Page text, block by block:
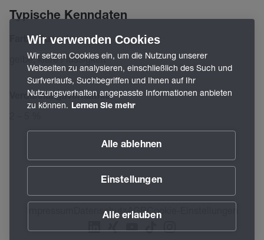
Typische Kenndaten
Farbe/Aussehen
gelbe, klare Flüssigkeit
Verdünnungsverhältnis
DatenschutzAGBCookie-Einstellungen
Wir verwenden Cookies
Wir setzen Cookies ein, um die Nutzung unserer
Webseiten zu analysieren, einschließlich des Such und
Surfverlaufs, Suchbegriffen und Ihnen auf Ihr
Nutzungsverhalten angepasste Informationen anbieten
zu können. Lernen Sie mehr
Alle ablehnen
Einstellungen
Alle erlauben